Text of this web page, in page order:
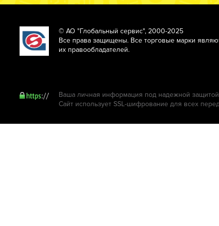
© АО "Глобальный сервис", 2000-2025
Все права защищены. Все торговые марки
их правообладателей.
Ваша личная информация под надежной
Сайт использует SSL-шифрование для всех